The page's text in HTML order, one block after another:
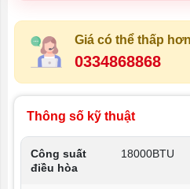
Giá có thể thấp
0334868868
Thông số kỹ thuật
Công suất
điều hòa
18000BTU